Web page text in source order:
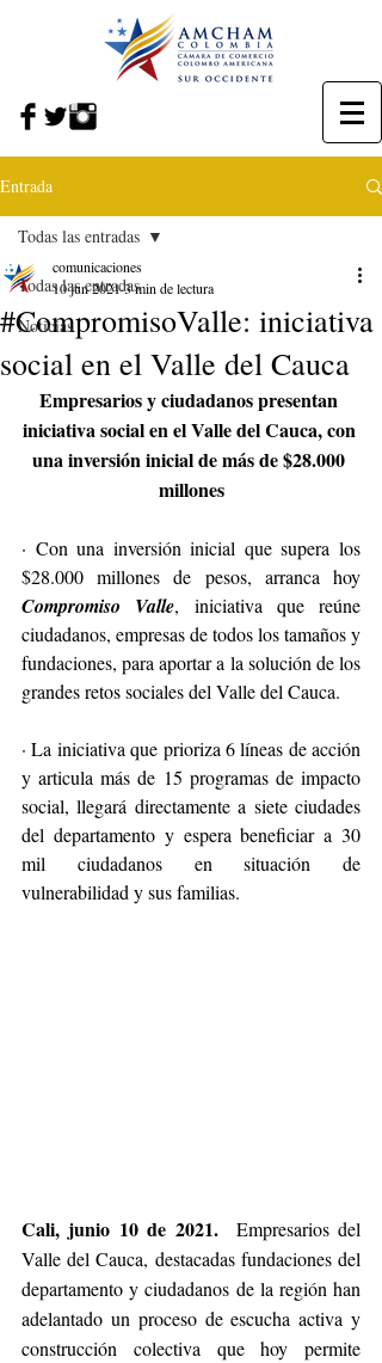
Entrada
Todas las entradas
Noticias
Todas las entradas
#CompromisoValle: iniciativa
social en el Valle del Cauca
comunicaciones
10 jun 20213 min de lectura
Empresarios y ciudadanos presentan
iniciativa social en el Valle del Cauca, con
una inversión inicial de más de $28.000
millones
· Con una inversión inicial que supera los
Compromiso Valle, iniciativa que reúne
ciudadanos, empresas de todos los tamaños y
fundaciones, para aportar a la solución de los
grandes retos sociales del Valle del Cauca.
· La iniciativa que prioriza 6 líneas de acción
y articula más de 15 programas de impacto
social, llegará directamente a siete ciudades
del departamento y espera beneficiar a 30
mil ciudadanos en situación de
vulnerabilidad y sus familias.
Cali, junio 10 de 2021. Empresarios del
Valle del Cauca, destacadas fundaciones del
departamento y ciudadanos de la región han
adelantado un proceso de escucha activa y
construcción colectiva que hoy permite